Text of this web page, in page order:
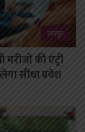
रायपुर
की एंट्री
सीधा प्रवेश